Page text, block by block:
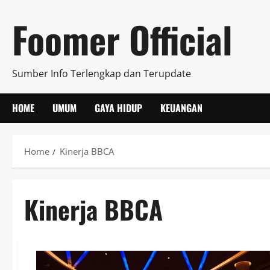
content
Foomer Official
Sumber Info Terlengkap dan Terupdate
HOME UMUM GAYA HIDUP KEUANGAN
Home Kinerja BBCA
Kinerja BBCA